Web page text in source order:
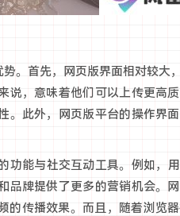
。首先，网页版界面相对较大
说，意味着他们可以上传更高
。此外，网页版平台的操作界
功能与社交互动工具。例如，
品牌提供了更多的营销机会。
的传播效果。而且，随着浏览